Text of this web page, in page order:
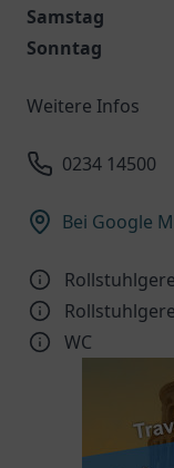
Samstag
Sonntag
Weitere Infos
0234 14500
Bei Google
WC